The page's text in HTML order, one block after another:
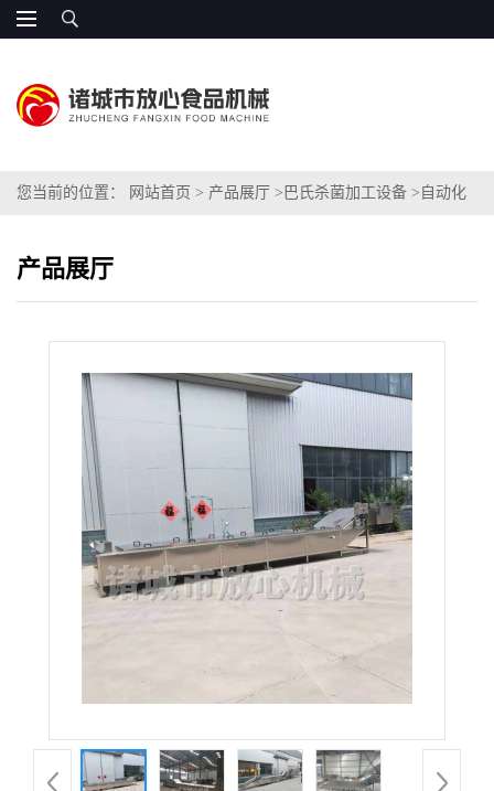
您当前的位置： 网站首页 > 产品展厅 > 巴氏杀菌加工设备 > 自动化
产品展厅